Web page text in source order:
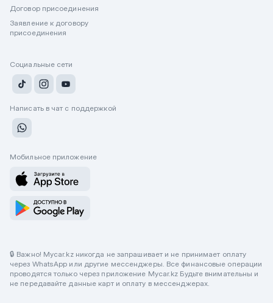
Договор присоединения
Заявление к договору
присоединения
Социальные сети
Написать в чат с поддержкой
Мобильное приложение
🔒 Важно! Mycar.kz никогда не запрашивает и не принимает оплату
через WhatsApp или другие мессенджеры. Все финансовые операции
проводятся только через приложение Mycar.kz Будьте внимательны и
не передавайте данные карт и оплату в мессенджерах.